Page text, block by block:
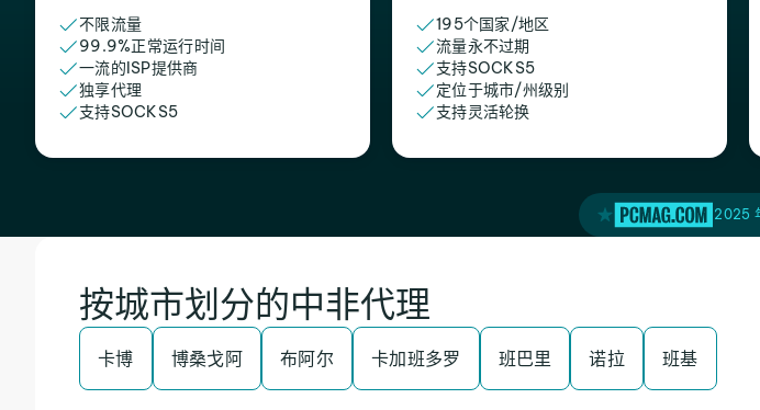
不限流量
99.9%正常运行时间
一流的ISP提供商
独享代理
支持SOCKS5
195个国家/地区
流量永不过期
支持SOCKS5
定位于城市/州级别
支持灵活轮换
2025
按城市划分的中非代理
卡博 博桑戈阿 布阿尔 卡加班多罗 班巴里 诺拉 班基